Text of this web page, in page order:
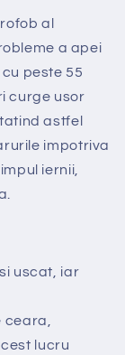
al
a apei
peste 55
curge usor
astfel
impotriva
iernii,
uscat, iar
lucru